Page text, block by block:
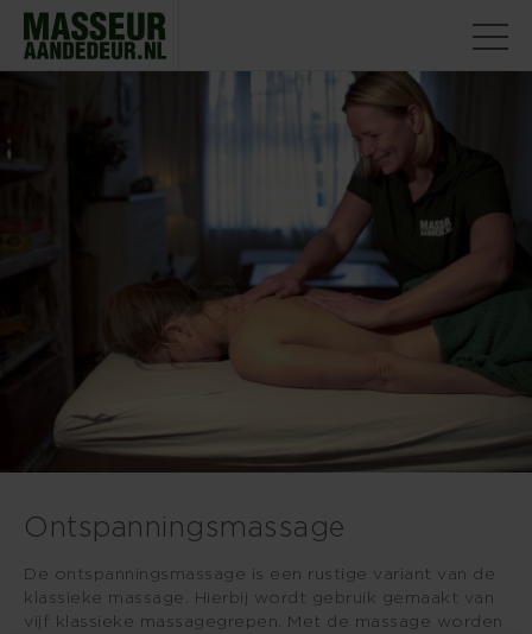
Ontspanningsmassage
De ontspanningsmassage is een rustige variant van de
klassieke massage. Hierbij wordt gebruik gemaakt van
vijf klassieke massagegrepen. Met de massage worden